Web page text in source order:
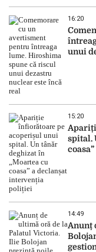
16:20
unui
15:20
spital.
14:49
Anunț